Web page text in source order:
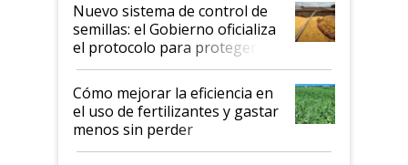
Nuevo sistema de control de
semillas: el Gobierno oficializa
el protocolo para proteger la
propiedad intelectual
Cómo mejorar la eficiencia en
el uso de fertilizantes y gastar
menos sin perder
productividad en la campaña